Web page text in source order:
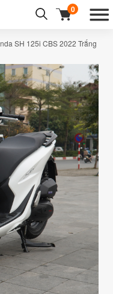
0
SH 125i CBS 2022 Trắng